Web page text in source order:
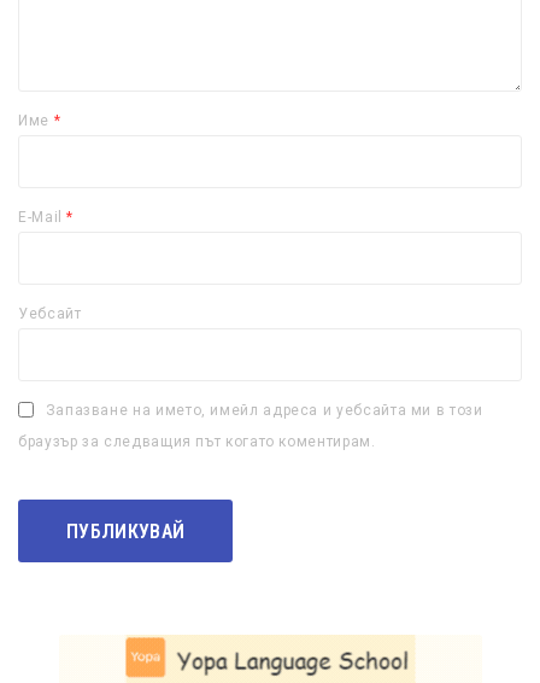
Име *
E-Mail*
Уебсайт
Запазване на името, имейл адреса и уебсайта ми в този
браузър за следващия път когато коментирам.